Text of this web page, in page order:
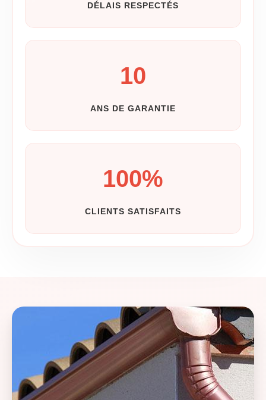
DÉLAIS RESPECTÉS
10
ANS DE GARANTIE
100%
CLIENTS SATISFAITS